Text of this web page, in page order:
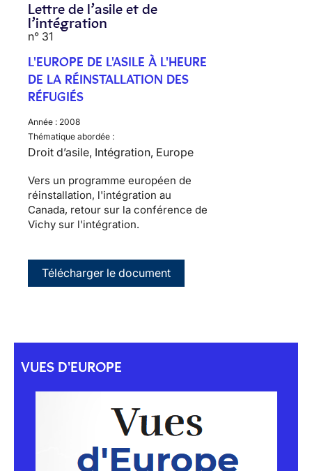
Lettre de l’asile et de
l’intégration
n° 31
L'EUROPE DE L'ASILE À L'HEURE
DE LA RÉINSTALLATION DES
RÉFUGIÉS
Année : 2008
Thématique abordée :
Droit d’asile, Intégration, Europe
Vers un programme européen de
réinstallation, l'intégration au
Canada, retour sur la conférence de
Vichy sur l'intégration.
Télécharger le document
VUES D'EUROPE